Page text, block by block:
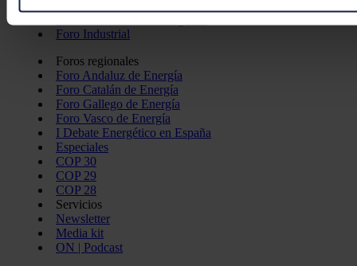
lasección de datos. Puede cambiar o retirar su
de cookies.
Las cookies de este sitio web se usan para personalizar el
redes sociales y analizar el tráfico. Además, compartimos
con nuestros partners de redes sociales, publicidad y
información que les haya proporcionado o que hayan
servicios.
Foro Industrial
Foros regionales
Foro Andaluz de Energía
Foro Catalán de Energía
Foro Gallego de Energía
Foro Vasco de Energía
I Debate Energético en España
Especiales
COP 30
COP 29
COP 28
Servicios
Newsletter
Media kit
ON | Podcast